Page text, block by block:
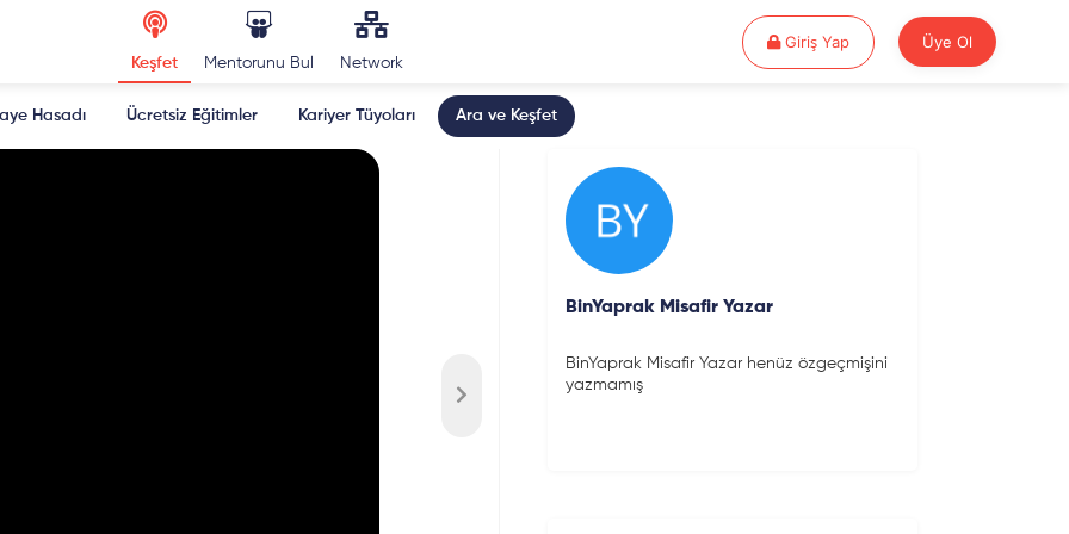
Keşfet Mentorunu Bul Network
Giriş YapGiriş Yap Üye Ol
Hasadı Ücretsiz Eğitimler Kariyer Tüyoları Ara ve Keşfet
BinYaprak Misafir Yazar
BinYaprak Misafir Yazar henüz özgeçmişini
yazmamış